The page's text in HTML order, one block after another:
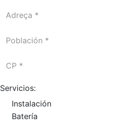
Servicios:
Instalación
Batería